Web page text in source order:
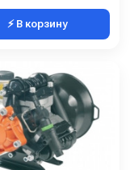
⚡ В корзину